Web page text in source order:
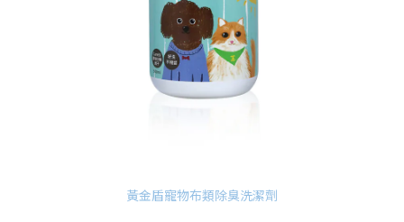
黃金盾寵物布類除臭洗潔劑